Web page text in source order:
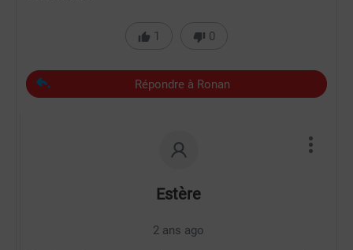
1 0
Répondre à Ronan
Estère
2 ans ago